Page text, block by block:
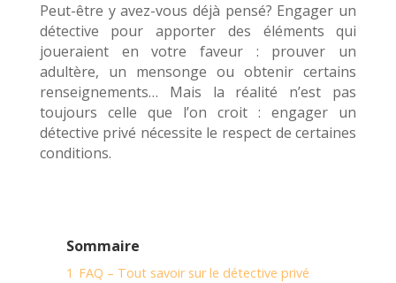
Peut-être y avez-vous déjà pensé? Engager un
détective pour apporter des éléments qui
joueraient en votre faveur : prouver un
adultère, un mensonge ou obtenir certains
renseignements… Mais la réalité n’est pas
toujours celle que l’on croit : engager un
détective privé nécessite le respect de certaines
conditions.
Sommaire
1 FAQ – Tout savoir sur le détective privé